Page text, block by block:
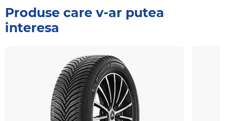
Produse care v-ar putea
interesa